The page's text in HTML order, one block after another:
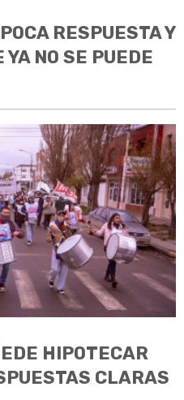
RESPUESTA Y
NO SE PUEDE
HIPOTECAR
CLARAS